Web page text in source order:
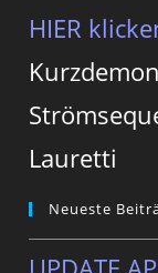
HIER
Lauretti
Neueste